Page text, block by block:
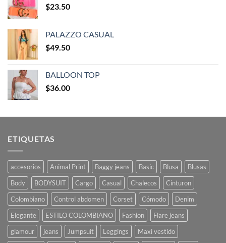
$23.50
PALAZZO CASUAL
$49.50
BALLOON TOP
$36.00
ETIQUETAS
accesorios Animal Print Baggy jeans Basic Blusa
Blusas
Body
BODYSUIT Cargo Casual Chalecos
Cinturon
Colombiano
Control abdomen Corset Cómodo
Denim
Elegante
ESTILO COLOMBIANO Fashion
Flare jeans
glamour
jeans Jumpsuit Leggings Maxi vestido